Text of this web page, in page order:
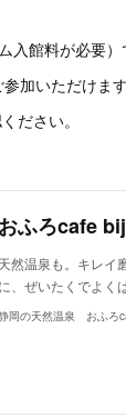
館料が必要）
加いただけます
ださい。
天然温泉も。キレ
に、ぜいたくでよ
岡の天然温泉 おふろ